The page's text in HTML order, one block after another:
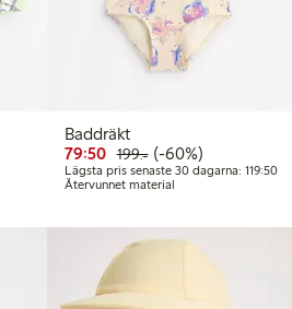
kr
199,00 kr
Baddräkt
79:50 Rabatterat pris: 79,50 kr
199:-Ordinarie pris:
60% rabatt
(-60%)
Lägsta pris senaste 30 dagarna: 119:50
Återvunnet material